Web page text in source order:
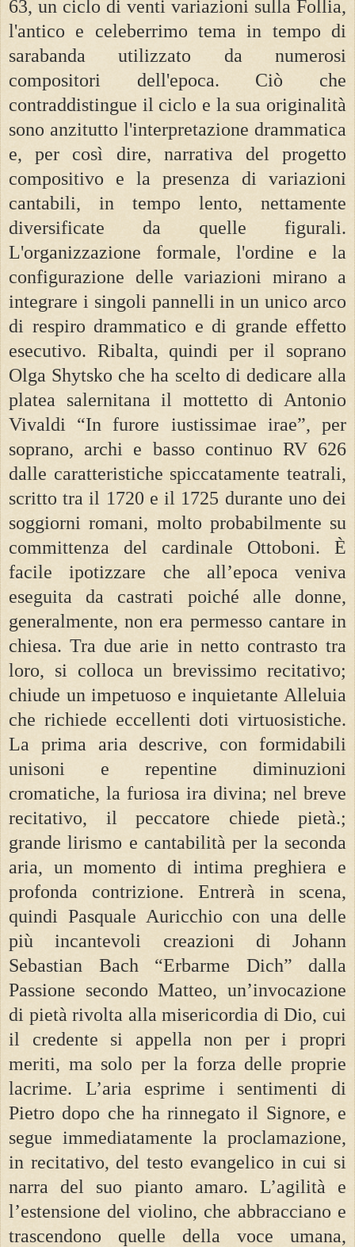
63, un ciclo di venti variazioni sulla Follia,
l'antico e celeberrimo tema in tempo di
sarabanda utilizzato da numerosi
compositori dell'epoca. Ciò che
contraddistingue il ciclo e la sua originalità
sono anzitutto l'interpretazione drammatica
e, per così dire, narrativa del progetto
compositivo e la presenza di variazioni
cantabili, in tempo lento, nettamente
diversificate da quelle figurali.
L'organizzazione formale, l'ordine e la
configurazione delle variazioni mirano a
integrare i singoli pannelli in un unico arco
di respiro drammatico e di grande effetto
esecutivo. Ribalta, quindi per il soprano
Olga Shytsko che ha scelto di dedicare alla
platea salernitana il mottetto di Antonio
Vivaldi “In furore iustissimae irae”, per
soprano, archi e basso continuo RV 626
dalle caratteristiche spiccatamente teatrali,
scritto tra il 1720 e il 1725 durante uno dei
soggiorni romani, molto probabilmente su
committenza del cardinale Ottoboni. È
facile ipotizzare che all’epoca veniva
eseguita da castrati poiché alle donne,
generalmente, non era permesso cantare in
chiesa. Tra due arie in netto contrasto tra
loro, si colloca un brevissimo recitativo;
chiude un impetuoso e inquietante Alleluia
che richiede eccellenti doti virtuosistiche.
La prima aria descrive, con formidabili
unisoni e repentine diminuzioni
cromatiche, la furiosa ira divina; nel breve
recitativo, il peccatore chiede pietà.;
grande lirismo e cantabilità per la seconda
aria, un momento di intima preghiera e
profonda contrizione. Entrerà in scena,
quindi Pasquale Auricchio con una delle
più incantevoli creazioni di Johann
Sebastian Bach “Erbarme Dich” dalla
Passione secondo Matteo, un’invocazione
di pietà rivolta alla misericordia di Dio, cui
il credente si appella non per i propri
meriti, ma solo per la forza delle proprie
lacrime. L’aria esprime i sentimenti di
Pietro dopo che ha rinnegato il Signore, e
segue immediatamente la proclamazione,
in recitativo, del testo evangelico in cui si
narra del suo pianto amaro. L’agilità e
l’estensione del violino, che abbracciano e
trascendono quelle della voce umana,